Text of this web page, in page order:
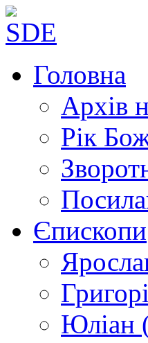
Головна
Архів
Рік
Єпископи
Юліан